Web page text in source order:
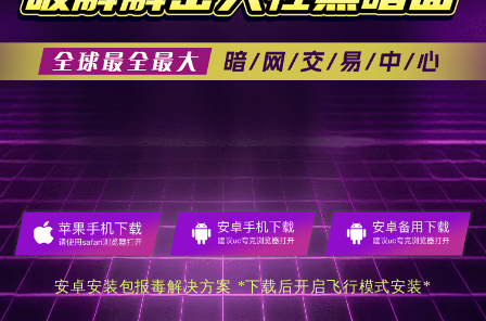
安卓安装包报毒解决方案 *下载后开启飞行模式安装*